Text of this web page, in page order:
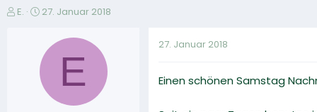
E
E.
E
t
l
27. Januar 2018
E
27. Januar 2018
Einen schönen Samstag